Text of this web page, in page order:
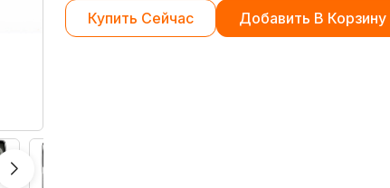
Купить Сейчас Добавить В Корзину